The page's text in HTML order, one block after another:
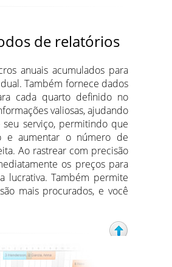
de relatórios
anuais acumulados para
Também fornece dados
cada quarto definido no
valiosas, ajudando
serviço, permitindo que
e aumentar o número de
Ao rastrear com precisão
os preços para
lucrativa. Também permite
mais procurados, e você